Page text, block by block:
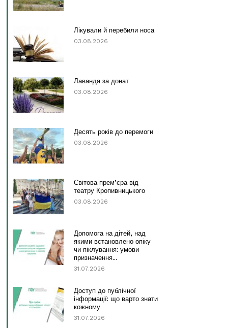
Лікували й перебили носа
03.08.2026
Лаванда за донат
03.08.2026
Десять років до перемоги
03.08.2026
Світова прем’єра від
театру Кропивницького
03.08.2026
Допомога на дітей, над
якими встановлено опіку
чи піклування: умови
призначення...
31.07.2026
Доступ до публічної
інформації: що варто знати
кожному
31.07.2026